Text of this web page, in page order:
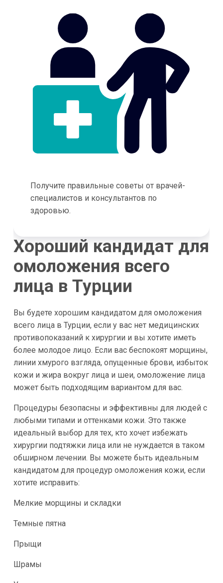
Получите правильные советы от врачей-
специалистов и консультантов по
здоровью.
Хороший кандидат для
омоложения всего
лица в Турции
Вы будете хорошим кандидатом для омоложения
всего лица в Турции, если у вас нет медицинских
противопоказаний к хирургии и вы хотите иметь
более молодое лицо. Если вас беспокоят морщины,
линии хмурого взгляда, опущенные брови, избыток
кожи и жира вокруг лица и шеи, омоложение лица
может быть подходящим вариантом для вас.
Процедуры безопасны и эффективны для людей с
любыми типами и оттенками кожи. Это также
идеальный выбор для тех, кто хочет избежать
хирургии подтяжки лица или не нуждается в таком
обширном лечении. Вы можете быть идеальным
кандидатом для процедур омоложения кожи, если
хотите исправить:
Мелкие морщины и складки
Темные пятна
Прыщи
Шрамы